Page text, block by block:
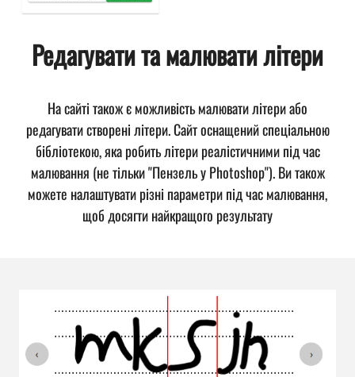
Редагувати та малювати літери
На сайті також є можливість малювати літери або
редагувати створені літери. Сайт оснащений спеціальною
бібліотекою, яка робить літери реалістичними під час
малювання (не тільки "Пензель у Photoshop"). Ви також
можете налаштувати різні параметри під час малювання,
щоб досягти найкращого результату